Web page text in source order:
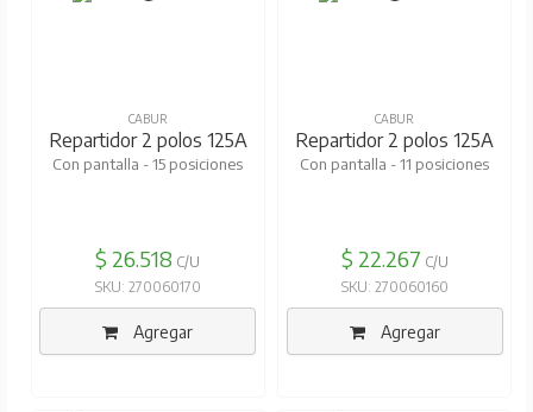
CABUR
Repartidor 2 polos 125A
Con pantalla - 15 posiciones
$ 26.518 C/U
SKU: 270060170
Agregar
CABUR
Repartidor 2 polos 125A
Con pantalla - 11 posiciones
$ 22.267 C/U
SKU: 270060160
Agregar